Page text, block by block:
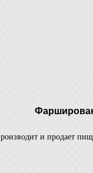
и продает